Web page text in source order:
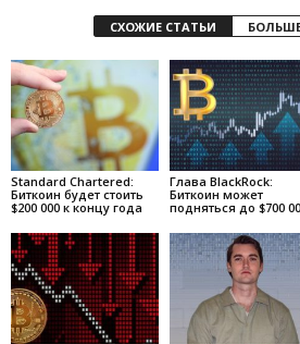
СХОЖИЕ СТАТЬИ
Standard Chartered:
Биткоин будет стоить
$200 000 к концу года
Глава BlackRock:
Биткоин может
подняться до $700